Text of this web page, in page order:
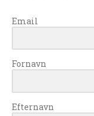
Email
Fornavn
Efternavn